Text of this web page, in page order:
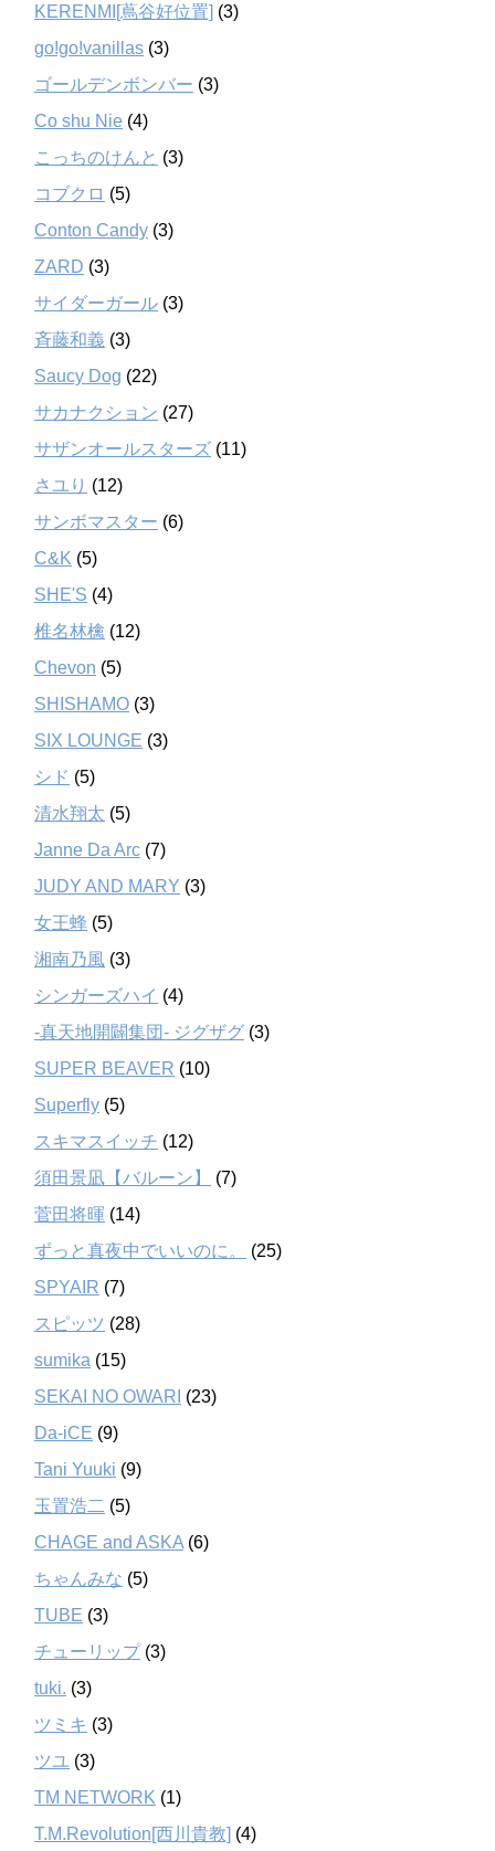
KERENMI[蔦谷好位置] (3)
go!go!vanillas (3)
ゴールデンボンバー (3)
Co shu Nie (4)
こっちのけんと (3)
コブクロ (5)
Conton Candy (3)
ZARD (3)
サイダーガール (3)
斉藤和義 (3)
Saucy Dog (22)
サカナクション (27)
サザンオールスターズ (11)
さユり (12)
サンボマスター (6)
C&K (5)
SHE'S (4)
椎名林檎 (12)
Chevon (5)
SHISHAMO (3)
SIX LOUNGE (3)
シド (5)
清水翔太 (5)
Janne Da Arc (7)
JUDY AND MARY (3)
女王蜂 (5)
湘南乃風 (3)
シンガーズハイ (4)
-真天地開闢集団- ジグザグ (3)
SUPER BEAVER (10)
Superfly (5)
スキマスイッチ (12)
須田景凪【バルーン】
(7)
菅田将暉 (14)
ずっと真夜中でいいのに。
(25)
SPYAIR (7)
スピッツ (28)
sumika (15)
SEKAI NO OWARI (23)
Da-iCE (9)
Tani Yuuki (9)
玉置浩二 (5)
CHAGE and ASKA (6)
ちゃんみな (5)
TUBE (3)
チューリップ(3)
tuki. (3)
ツミキ (3)
ツユ (3)
TM NETWORK (1)
T.M.Revolution[西川貴教] (4)